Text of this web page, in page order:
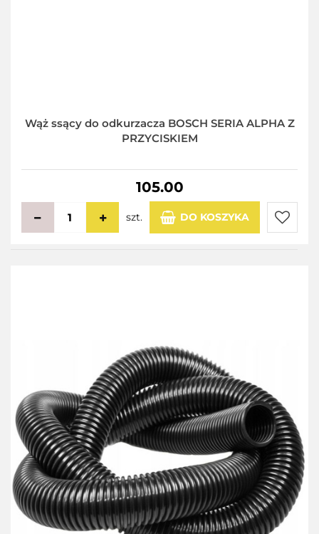
Wąż ssący do odkurzacza BOSCH SERIA ALPHA Z
PRZYCISKIEM
105.00
szt. DO KOSZYKA
Do